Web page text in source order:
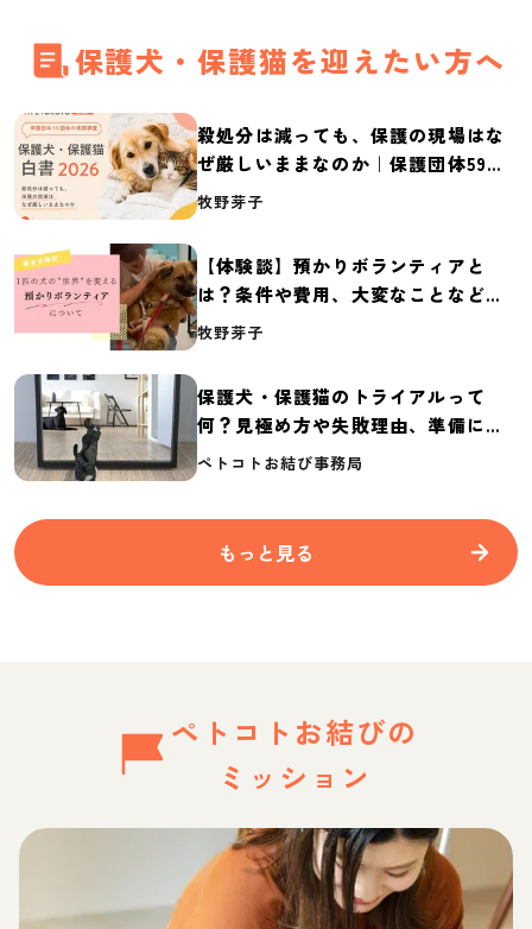
保護犬・保護猫を迎えたい方へ
殺処分は減っても、保護の現場はな
ぜ厳しいままなのか｜保護団体59団
体の実態調査【保護犬・保護猫白書
牧野芽子
【体験談】預かりボランティアと
は？条件や費用、大変なことなど紹
介
牧野芽子
保護犬・保護猫のトライアルって
何？見極め方や失敗理由、準備に必
要なものを紹介
ペトコトお結び事務局
もっと見る
ペトコトお結びの
ミッション